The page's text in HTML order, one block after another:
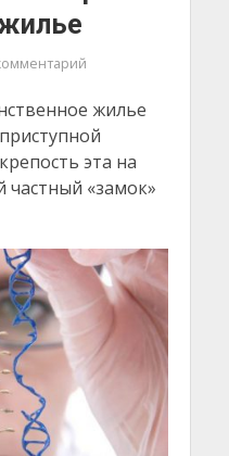
жилье
эта на
«замок»